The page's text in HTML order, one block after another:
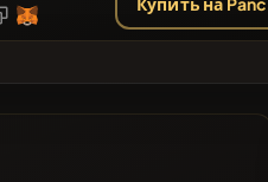
Статья